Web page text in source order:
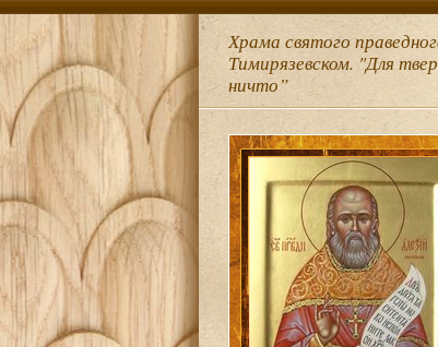
Храма святого
Тимирязевском. "Для
ничто”